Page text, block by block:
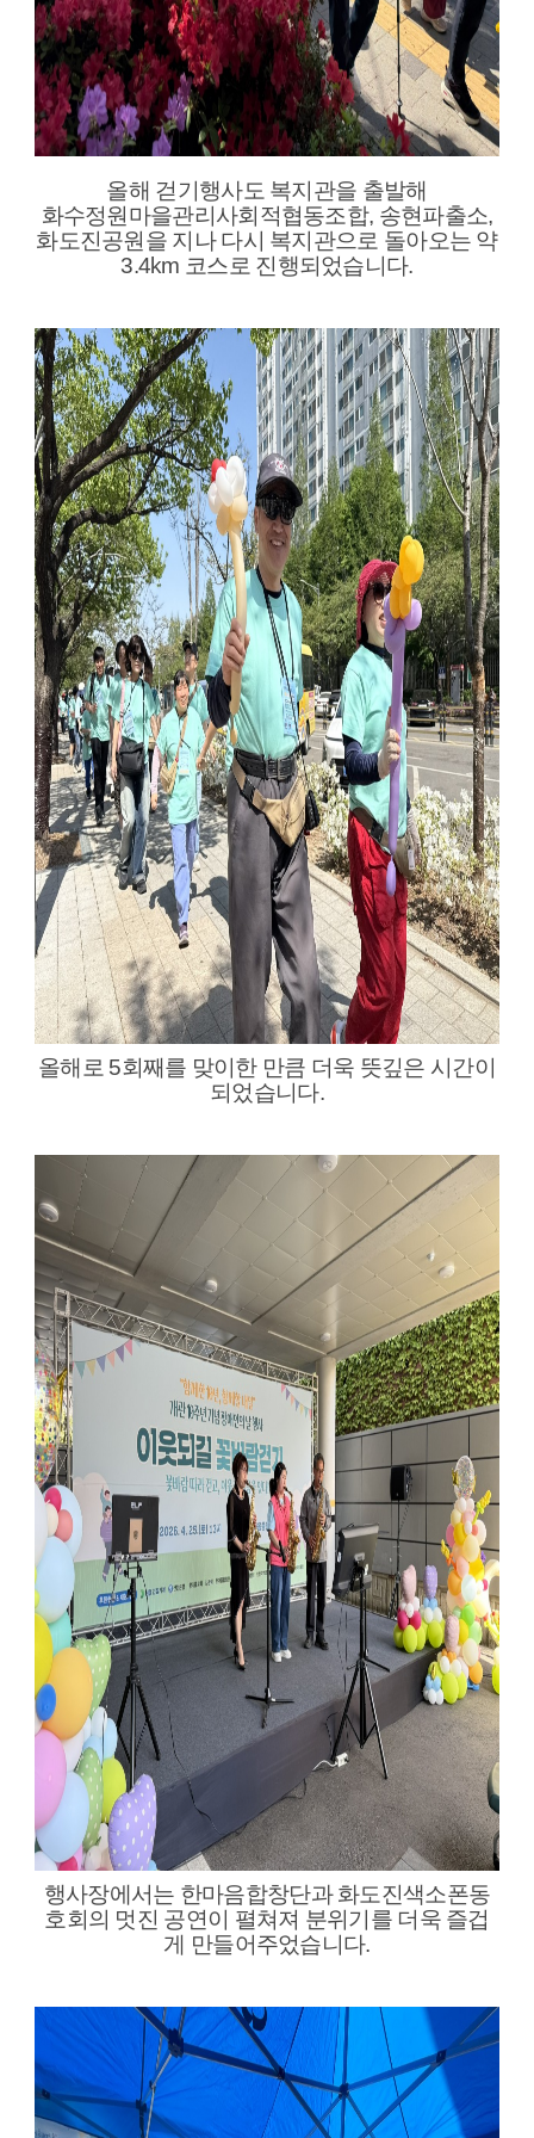
올해 걷기행사도 복지관을 출발해
화수정원마을관리사회적협동조합, 송현파출소,
화도진공원을 지나 다시 복지관으로 돌아오는 약
3.4km 코스로 진행되었습니다.
올해로 5회째를 맞이한 만큼 더욱 뜻깊은 시간이
되었습니다.
행사장에서는 한마음합창단과 화도진색소폰동
호회의 멋진 공연이 펼쳐져 분위기를 더욱 즐겁
게 만들어주었습니다.